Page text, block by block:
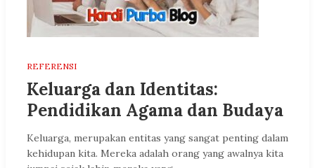
REFERENSI
Keluarga dan Identitas:
Pendidikan Agama dan Budaya
Keluarga, merupakan entitas yang sangat penting dalam
kehidupan kita. Mereka adalah orang yang awalnya kita